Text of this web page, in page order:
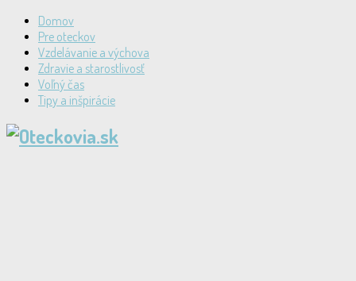
Domov
Pre oteckov
Vzdelávanie a výchova
Zdravie a starostlivosť
Voľný čas
Tipy a inšpirácie